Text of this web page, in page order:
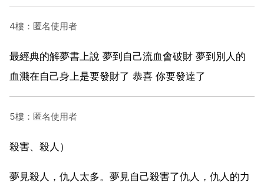
4樓：匿名使用者
最經典的解夢書上說 夢到自己流血會破財 夢到別人的
血濺在自己身上是要發財了 恭喜 你要發達了
5樓：匿名使用者
殺害、殺人）
夢見殺人，仇人太多。夢見自己殺害了仇人，仇人的力